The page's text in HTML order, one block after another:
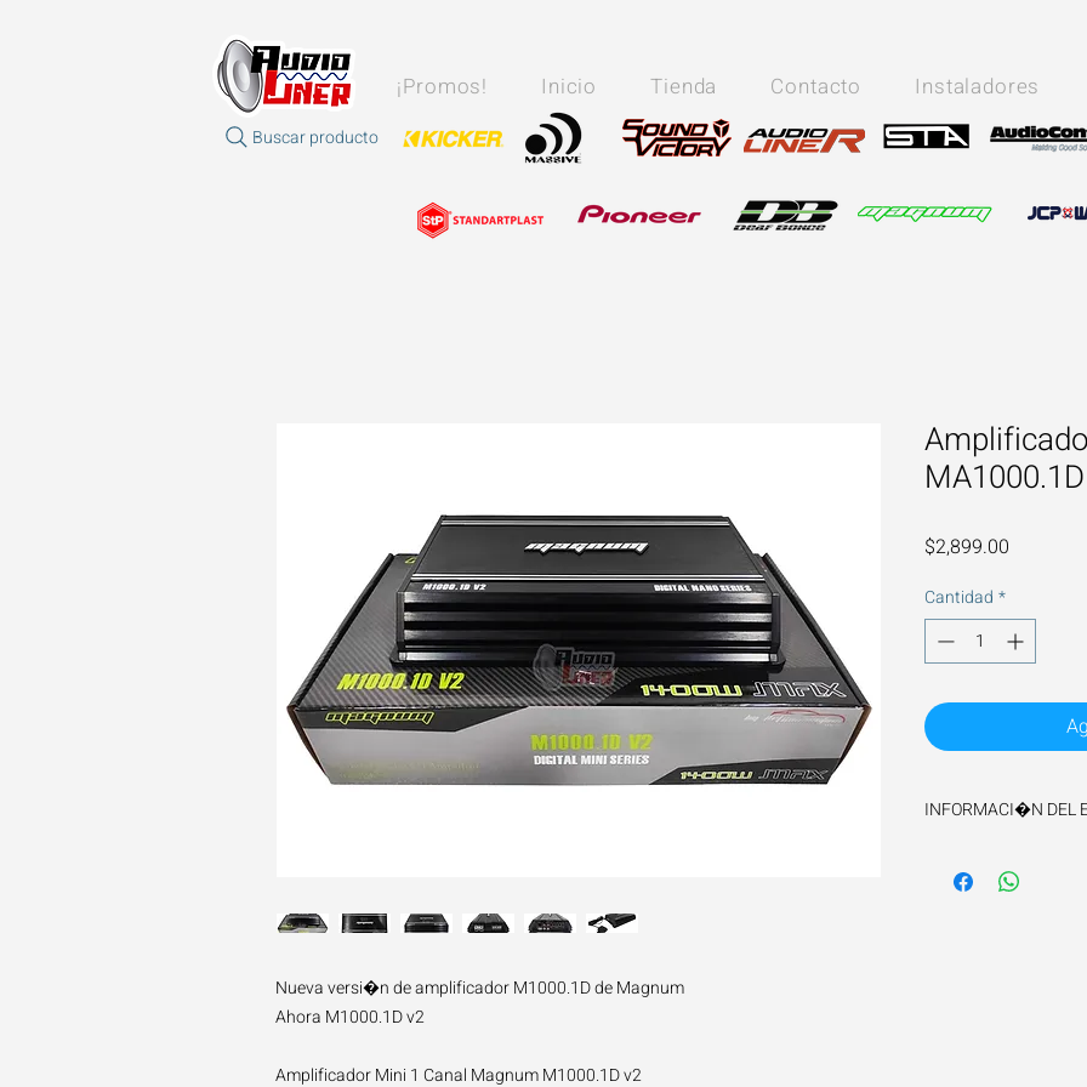
¡Promos! Inicio Tienda Contacto Instaladores
Buscar producto
Nueva versi�n de amplificador M1000.1D de Magnum
Ahora M1000.1D v2
Amplificador Mini 1 Canal Magnum M1000.1D v2
$2,899.00
Cantidad *
INFORMACI�N DEL